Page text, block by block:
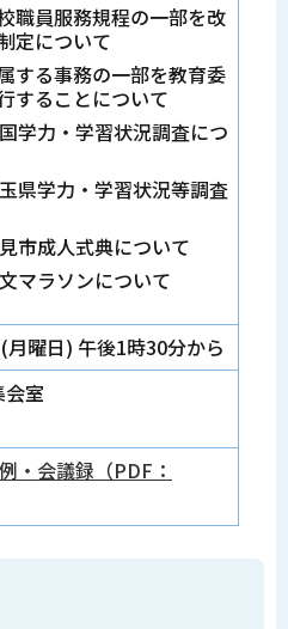
職員服務規程の一部を改
定について
する事務の一部を教育委
することについて
学力・学習状況調査につ
県学力・学習状況等調査
市成人式典について
マラソンについて
曜日) 午後1時30分から
室
・会議録（PDF：